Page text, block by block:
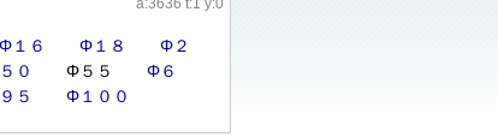
a:3636 t:1 y:0
Φ１６ Φ１８
Φ２
０ Φ５５
Φ６
５ Φ１００